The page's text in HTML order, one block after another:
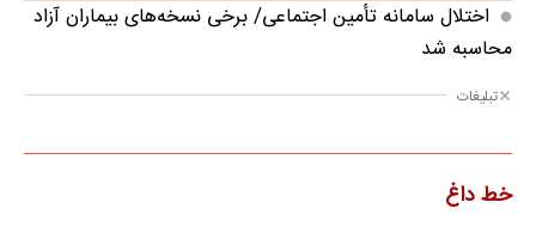
اختلال سامانه تأمین اجتماعی/ برخی نسخه‌های بیماران آزاد
محاسبه شد
تبلیغات
خط داغ